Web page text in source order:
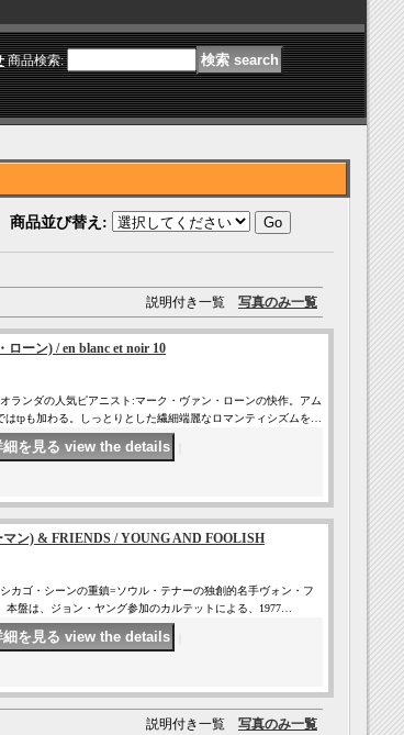
商品検索:
商品並び替え :
説明付き一覧 写真のみ一覧
ーン) / en blanc et noir 10
ランダの人気ピアニスト:マーク・ヴァン・ローンの快作。アム
tpも加わる。しっとりとした繊細端麗なロマンティシズムを…
ン) & FRIENDS / YOUNG AND FOOLISH
カゴ・シーンの重鎮=ソウル・テナーの独創的名手ヴォン・フ
本盤は、ジョン・ヤング参加のカルテットによる、1977…
説明付き一覧 写真のみ一覧